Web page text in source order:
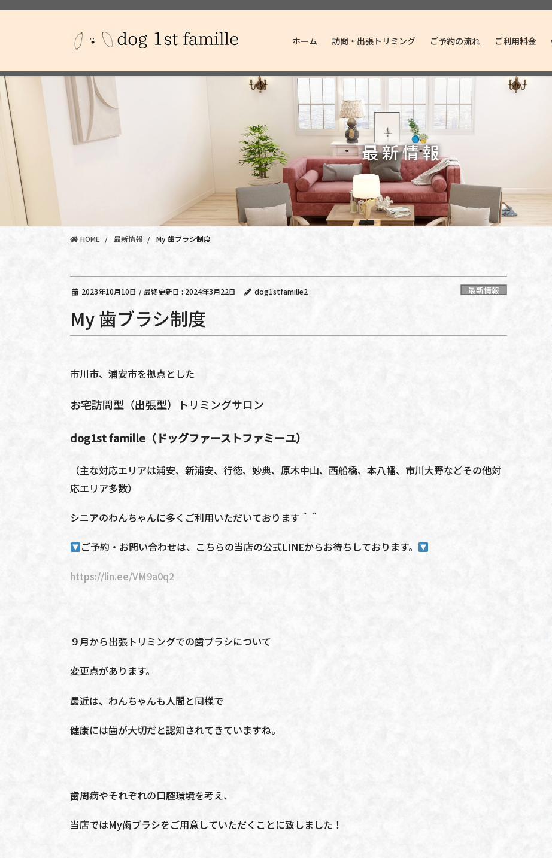
コ
に
移
動
ナ
ョ
ン
に
ホーム 訪問・出張トリミング ご予約の流れ ご利用料金
最新情報
HOME 最新情報 My 歯ブラシ制度
2023年10月10日 / 最終更新日 : 2024年3月22日 dog1stfamille2 最新情報
My 歯ブラシ制度
市川市、浦安市を拠点とした
お宅訪問型（出張型）トリミングサロン
dog1st famille（ドッグファーストファミーユ）
（主な対応エリアは浦安、新浦安、行徳、妙典、原木中山、西船橋、本八幡、市川大野などその他対
応エリア多数）
シニアのわんちゃんに多くご利用いただいております＾＾
ご予約・お問い合わせは、こちらの当店の公式LINEからお待ちしております。
https://lin.ee/VM9a0q2
９月から出張トリミングでの歯ブラシについて
変更点があります。
最近は、わんちゃんも人間と同様で
健康には歯が大切だと認知されてきていますね。
歯周病やそれぞれの口腔環境を考え、
当店ではMy歯ブラシをご用意していただくことに致しました！